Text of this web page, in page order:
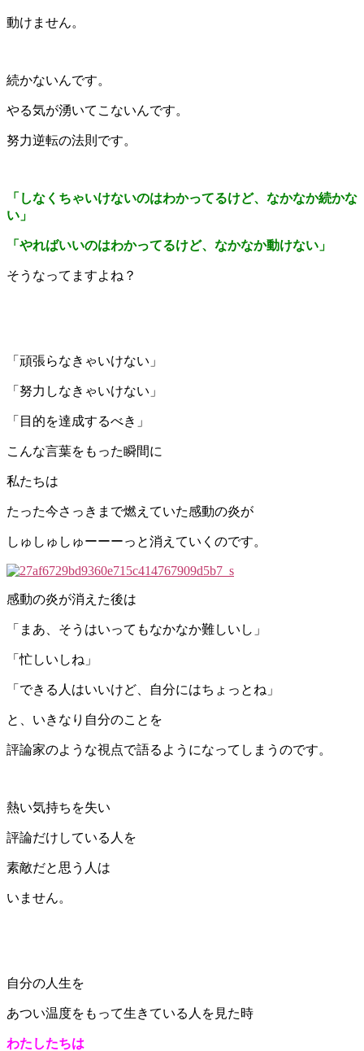
動けません。
続かないんです。
やる気が湧いてこないんです。
努力逆転の法則です。
「しなくちゃいけないのはわかってるけど、なかなか続かな
い」
「やればいいのはわかってるけど、なかなか動けない」
そうなってますよね？
「頑張らなきゃいけない」
「努力しなきゃいけない」
「目的を達成するべき」
こんな言葉をもった瞬間に
私たちは
たった今さっきまで燃えていた感動の炎が
しゅしゅしゅーーーっと消えていくのです。
感動の炎が消えた後は
「まあ、そうはいってもなかなか難しいし」
「忙しいしね」
「できる人はいいけど、自分にはちょっとね」
と、いきなり自分のことを
評論家のような視点で語るようになってしまうのです。
熱い気持ちを失い
評論だけしている人を
素敵だと思う人は
いません。
自分の人生を
あつい温度をもって生きている人を見た時
わたしたちは